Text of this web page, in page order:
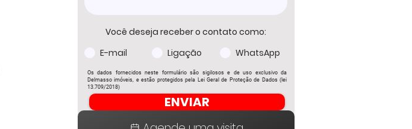
Você deseja receber o contato como:
E-mail
Ligação WhatsApp
Os dados fornecidos neste formulário são sigilosos e de uso exclusivo da
Delmasso imóveis, e estão protegidos pela Lei Geral de Proteção de Dados (lei
13.709/2018)
ENVIAR